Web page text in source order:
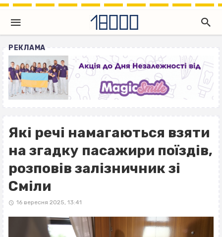
РЕКЛАМА
Які речі намагаються взяти
на згадку пасажири поїздів,
розповів залізничник зі
Сміли
16 вересня 2025, 13:41